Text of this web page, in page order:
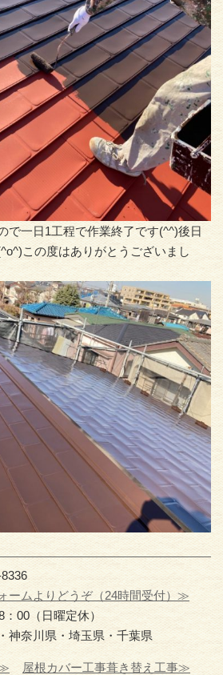
で一日1工程で作業終了です(^^)後日
この度はありがとうございまし
ームよりどうぞ（24時間受付）≫
00（日曜定休）
神奈川県・埼玉県・千葉県
屋根カバー工事葺き替え工事≫